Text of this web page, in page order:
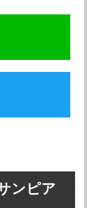
ンピア